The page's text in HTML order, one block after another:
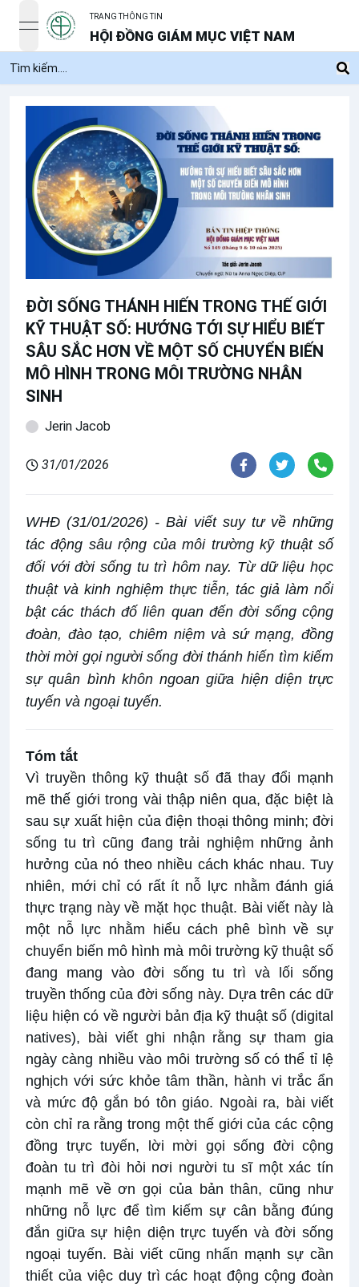
open navigation menu
TRANG THÔNG TIN
HỘI ĐỒNG GIÁM MỤC VIỆT NAM
ĐỜI SỐNG THÁNH HIẾN TRONG THẾ GIỚI
KỸ THUẬT SỐ: HƯỚNG TỚI SỰ HIỂU BIẾT
SÂU SẮC HƠN VỀ MỘT SỐ CHUYỂN BIẾN
MÔ HÌNH TRONG MÔI TRƯỜNG NHÂN
SINH
Jerin Jacob
31/01/2026
WHĐ (31/01/2026) - Bài viết suy tư về những
tác động sâu rộng của môi trường kỹ thuật số
đối với đời sống tu trì hôm nay. Từ dữ liệu học
thuật và kinh nghiệm thực tiễn, tác giả làm nổi
bật các thách đố liên quan đến đời sống cộng
đoàn, đào tạo, chiêm niệm và sứ mạng, đồng
thời mời gọi người sống đời thánh hiến tìm kiếm
sự quân bình khôn ngoan giữa hiện diện trực
tuyến và ngoại tuyến.
Tóm tắt
Vì truyền thông kỹ thuật số đã thay đổi mạnh
mẽ thế giới trong vài thập niên qua, đặc biệt là
sau sự xuất hiện của điện thoại thông minh; đời
sống tu trì cũng đang trải nghiệm những ảnh
hưởng của nó theo nhiều cách khác nhau. Tuy
nhiên, mới chỉ có rất ít nỗ lực nhằm đánh giá
thực trạng này về mặt học thuật. Bài viết này là
một nỗ lực nhằm hiểu cách phê bình về sự
chuyển biến mô hình mà môi trường kỹ thuật số
đang mang vào đời sống tu trì và lối sống
truyền thống của đời sống này. Dựa trên các dữ
liệu hiện có về người bản địa kỹ thuật số (digital
natives), bài viết ghi nhận rằng sự tham gia
ngày càng nhiều vào môi trường số có thể tỉ lệ
nghịch với sức khỏe tâm thần, hành vi trắc ẩn
và mức độ gắn bó tôn giáo. Ngoài ra, bài viết
còn chỉ ra rằng trong một thế giới của các cộng
đồng trực tuyến, lời mời gọi sống đời cộng
đoàn tu trì đòi hỏi nơi người tu sĩ một xác tín
mạnh mẽ về ơn gọi của bản thân, cũng như
những nỗ lực để tìm kiếm sự cân bằng đúng
đắn giữa sự hiện diện trực tuyến và đời sống
ngoại tuyến. Bài viết cũng nhấn mạnh sự cần
thiết của việc duy trì các hoạt động cộng đoàn